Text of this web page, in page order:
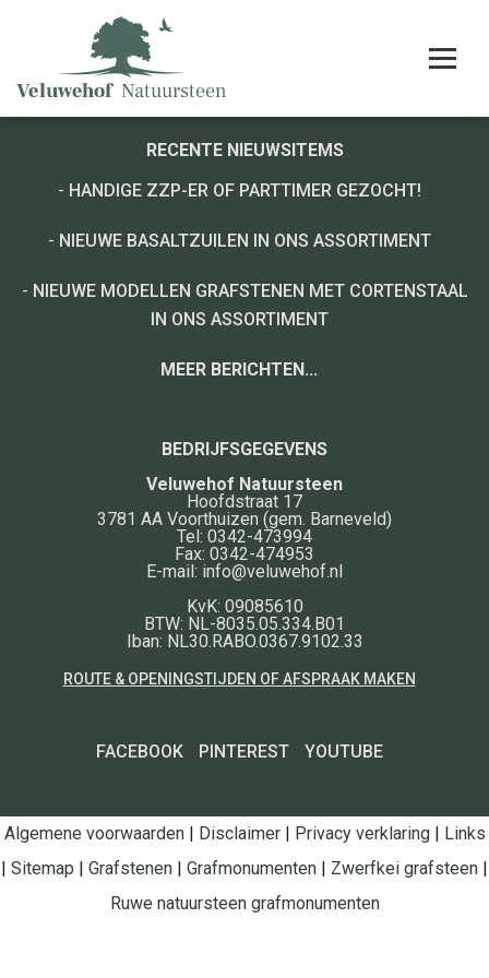
BEDRIJFSGEGEVENS
Veluwehof Natuursteen
Hoofdstraat 17
3781 AA Voorthuizen (gem. Barneveld)
Tel: 0342-473994
Fax: 0342-474953
E-mail: info@veluwehof.nl
KvK: 09085610
BTW: NL-8035.05.334.B01
Iban: NL30.RABO.0367.9102.33
ROUTE & OPENINGSTIJDEN OF AFSPRAAK MAKEN
RECENTE NIEUWSITEMS
- HANDIGE ZZP-ER OF PARTTIMER GEZOCHT!
- NIEUWE BASALTZUILEN IN ONS ASSORTIMENT
- NIEUWE MODELLEN GRAFSTENEN MET CORTENSTAAL
IN ONS ASSORTIMENT
MEER BERICHTEN...
FACEBOOK PINTEREST YOUTUBE
Algemene voorwaarden| Disclaimer| Privacy verklaring| Links
| Sitemap | Grafstenen | Grafmonumenten | Zwerfkei grafsteen |
Ruwe natuursteen grafmonumenten